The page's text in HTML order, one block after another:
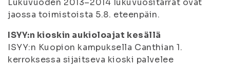
Lukuvuoden 2013–2014 lukuvuositarrat ovat
jaossa toimistoista 5.8. eteenpäin.
ISYY:n kioskin aukioloajat kesällä
ISYY:n Kuopion kampuksella Canthian 1.
kerroksessa sijaitseva kioski palvelee